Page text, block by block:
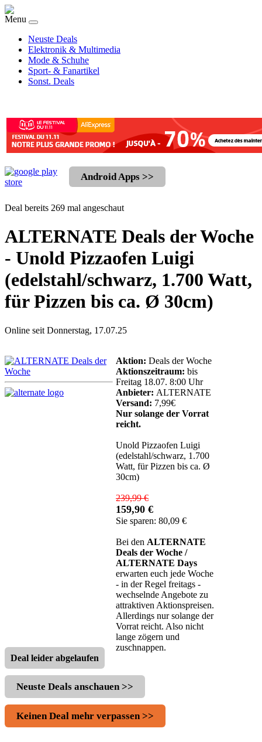
Menu
Neuste Deals
Elektronik & Multimedia
Mode & Schuhe
Sport- & Fanartikel
Sonst. Deals
Android Apps >>
Deal bereits 269 mal angeschaut
ALTERNATE Deals der Woche
- Unold Pizzaofen Luigi
(edelstahl/schwarz, 1.700 Watt,
für Pizzen bis ca. Ø 30cm)
Online seit Donnerstag, 17.07.25
Aktion: Deals der Woche
Aktionszeitraum: bis
Freitag 18.07. 8:00 Uhr
Anbieter: ALTERNATE
Versand: 7,99€
Nur solange der Vorrat
reicht.
Unold Pizzaofen Luigi
(edelstahl/schwarz, 1.700
Watt, für Pizzen bis ca. Ø
30cm)
239,99 €
159,90 €
Sie sparen: 80,09 €
Bei den ALTERNATE
Deals der Woche /
ALTERNATE Days
erwarten euch jede Woche
- in der Regel freitags -
wechselnde Angebote zu
attraktiven Aktionspreisen.
Allerdings nur solange der
Vorrat reicht. Also nicht
lange zögern und
zuschnappen.
Deal leider abgelaufen
Neuste Deals anschauen >>
Keinen Deal mehr verpassen >>